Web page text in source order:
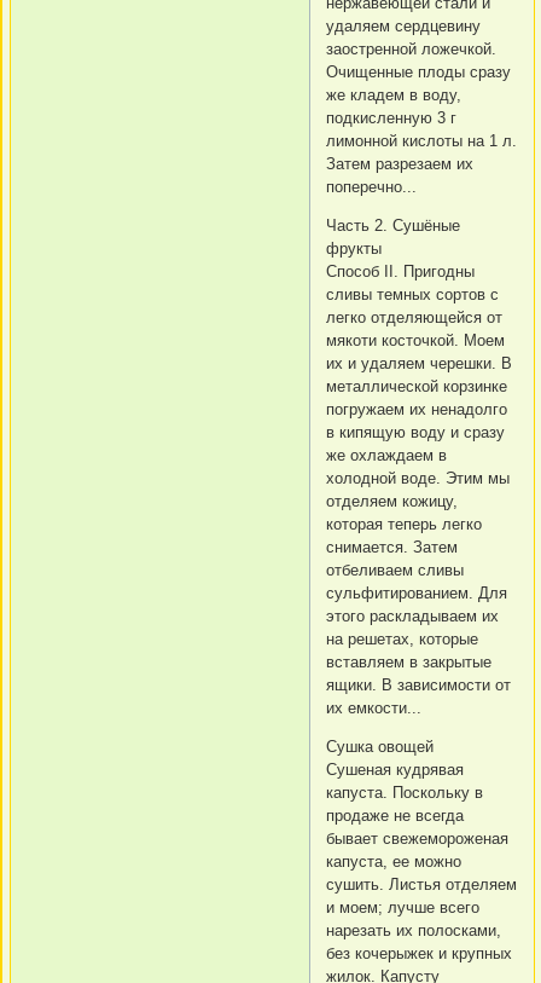
удаляем сердцевину
заостренной ложечкой.
Очищенные плоды сразу
же кладем в воду,
подкисленную 3 г
лимонной кислоты на 1 л.
Затем разрезаем их
поперечно...
Часть 2. Сушёные
фрукты
Способ II. Пригодны
сливы темных сортов с
легко отделяющейся от
мякоти косточкой. Моем
их и удаляем черешки. В
металлической корзинке
погружаем их ненадолго
в кипящую воду и сразу
же охлаждаем в
холодной воде. Этим мы
отделяем кожицу,
которая теперь легко
снимается. Затем
отбеливаем сливы
сульфитированием. Для
этого раскладываем их
на решетах, которые
вставляем в закрытые
ящики. В зависимости от
их емкости...
Сушка овощей
Сушеная кудрявая
капуста. Поскольку в
продаже не всегда
бывает свежемороженая
капуста, ее можно
сушить. Листья отделяем
и моем; лучше всего
нарезать их полосками,
без кочерыжек и крупных
жилок. Капусту